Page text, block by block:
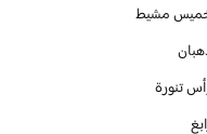
مشيط
تنورة